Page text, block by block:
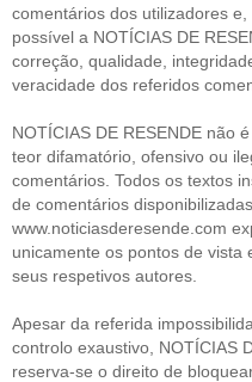
comentários dos utilizadores
possível a NOTÍCIAS DE
correção, qualidade,
veracidade dos referidos
NOTÍCIAS DE RESENDE não
teor difamatório, ofensivo ou
comentários. Todos os textos
de comentários
www.noticiasderesende.com
unicamente os pontos de vista
seus respetivos autores.
Apesar da referida
controlo exaustivo, NOTÍCIAS
reserva-se o direito de